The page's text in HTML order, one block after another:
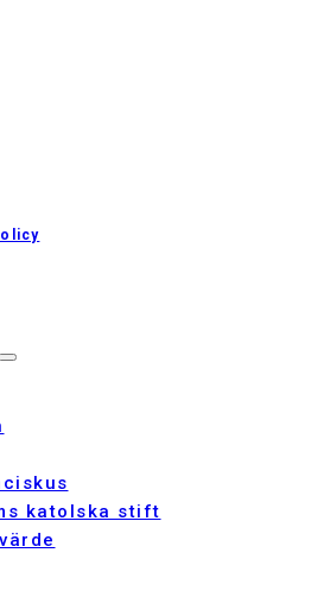
katolska stift